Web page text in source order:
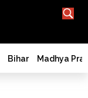
Bihar Madhya